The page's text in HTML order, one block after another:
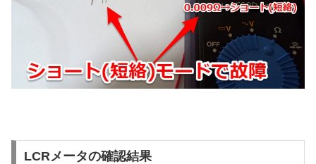
LCRメータの確認結果